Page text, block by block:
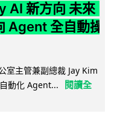
AI 新方向 未來
Agent 全自動操
室主管兼副總裁 Jay Kim
動化 Agent...
閱讀全